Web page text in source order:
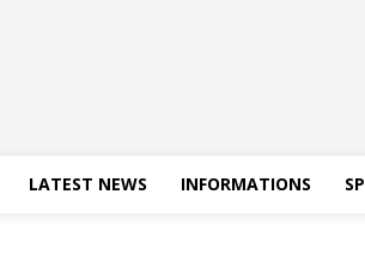
LATEST NEWS INFORMATIONS